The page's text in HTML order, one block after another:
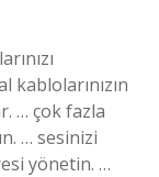
kablolarınızın
… çok fazla
… sesinizi
yönetin. …